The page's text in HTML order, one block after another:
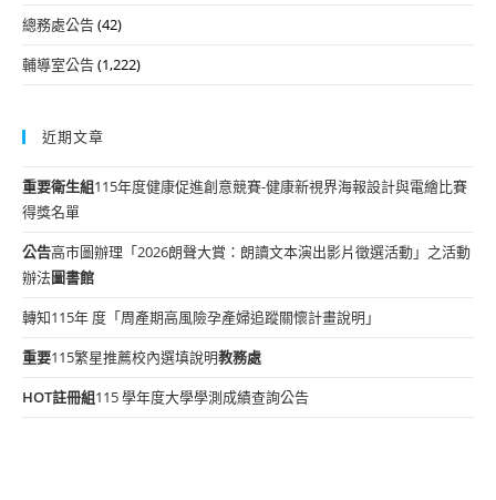
總務處公告(42)
輔導室公告(1,222)
近期文章
重要衛生組115年度健康促進創意競賽-健康新視界海報設計與電繪比賽
得獎名單
公告高市圖辦理「2026朗聲大賞：朗讀文本演出影片徵選活動」之活動
辦法圖書館
轉知115年 度「周產期高風險孕產婦追蹤關懷計畫說明」
重要115繁星推薦校內選填說明教務處
HOT註冊組115 學年度大學學測成績查詢公告